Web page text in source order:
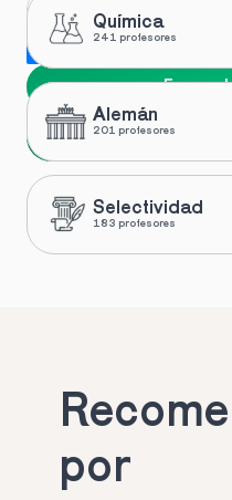
Química
241 profesores
Alemán
201 profesores
Selectividad
183 profesores
por